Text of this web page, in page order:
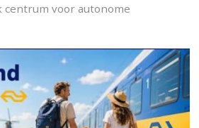
centrum voor autonome